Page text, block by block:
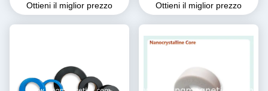
Ottieni il miglior prezzo
induzione residua bassa
Ottieni il miglior prezzo